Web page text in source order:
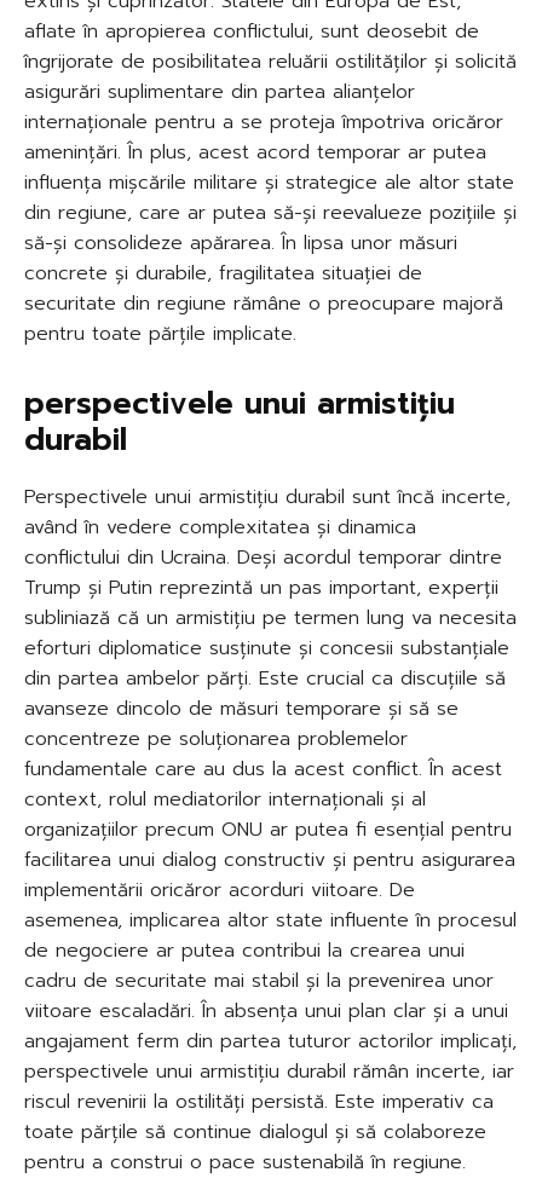
aflate în apropierea conflictului, sunt deosebit de
îngrijorate de posibilitatea reluării ostilităților și solicită
asigurări suplimentare din partea alianțelor
internaționale pentru a se proteja împotriva oricăror
amenințări. În plus, acest acord temporar ar putea
influența mișcările militare și strategice ale altor state
din regiune, care ar putea să-și reevalueze pozițiile și
să-și consolideze apărarea. În lipsa unor măsuri
concrete și durabile, fragilitatea situației de
securitate din regiune rămâne o preocupare majoră
pentru toate părțile implicate.
perspectivele unui armistițiu
durabil
Perspectivele unui armistițiu durabil sunt încă incerte,
având în vedere complexitatea și dinamica
conflictului din Ucraina. Deși acordul temporar dintre
Trump și Putin reprezintă un pas important, experții
subliniază că un armistițiu pe termen lung va necesita
eforturi diplomatice susținute și concesii substanțiale
din partea ambelor părți. Este crucial ca discuțiile să
avanseze dincolo de măsuri temporare și să se
concentreze pe soluționarea problemelor
fundamentale care au dus la acest conflict. În acest
context, rolul mediatorilor internaționali și al
organizațiilor precum ONU ar putea fi esențial pentru
facilitarea unui dialog constructiv și pentru asigurarea
implementării oricăror acorduri viitoare. De
asemenea, implicarea altor state influente în procesul
de negociere ar putea contribui la crearea unui
cadru de securitate mai stabil și la prevenirea unor
viitoare escaladări. În absența unui plan clar și a unui
angajament ferm din partea tuturor actorilor implicați,
perspectivele unui armistițiu durabil rămân incerte, iar
riscul revenirii la ostilități persistă. Este imperativ ca
toate părțile să continue dialogul și să colaboreze
pentru a construi o pace sustenabilă în regiune.